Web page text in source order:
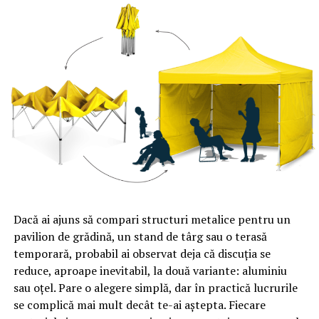
Ricercata, Orchestra de Tineret a Moldovei, Corul
Filarmonicii din Vinița (Ucraina), compoziția cu cel mai
puternic mesaj pacifist, Simfonia nr. 9 “Oda bucuriei” de
Ludwig van Beethoven, precum și finalul operei “La
foresta d’Hermanstad” de Valentino Fioravanti,
reamintindu-ne că pacea este cea mai importantă
valoare în contextul actual.
În cadrul festivalului, se vor realiza și donații pentru
textulfestival, suma alocată cauzei fiind de 2 Euro/SMS,
sau online pewww.crucearosie.ro. Nu se percepe TVA
pentru donațiile de pe abonament. În reţelele Digi
Mobil, Orange şi Telekom România Mobile, pentru
cartelele preplătite, TVA-ul a fost reţinut la
achiziţionarea creditului, iar pentru donaţiile de pe
Dacă ai ajuns să compari structuri metalice pentru un
pavilion de grădină, un stand de târg sau o terasă
temporară, probabil ai observat deja că discuția se
reduce, aproape inevitabil, la două variante: aluminiu
sau oțel. Pare o alegere simplă, dar în practică lucrurile
se complică mai mult decât te-ai aștepta. Fiecare